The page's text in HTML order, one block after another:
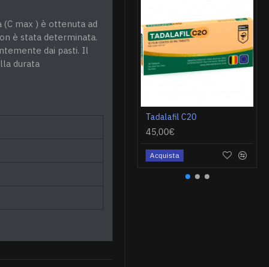
max ) è ottenuta ad
è stata determinata.
dai pasti. Il
durata
Tadalafil C20
45,00€
Acquista